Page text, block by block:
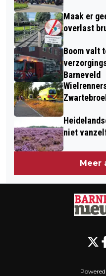
Maak er
overlast
Boom valt
Barneveld
niet
Meer